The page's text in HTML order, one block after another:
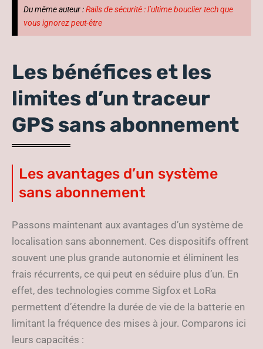
Du même auteur :Rails de sécurité : l’ultime bouclier tech que
vous ignorez peut-être
Les bénéfices et les
limites d’un traceur
GPS sans abonnement
Les avantages d’un système
sans abonnement
Passons maintenant aux avantages d’un système de
localisation sans abonnement. Ces dispositifs offrent
souvent une plus grande autonomie et éliminent les
frais récurrents, ce qui peut en séduire plus d’un. En
effet, des technologies comme Sigfox et LoRa
permettent d’étendre la durée de vie de la batterie en
limitant la fréquence des mises à jour. Comparons ici
leurs capacités :